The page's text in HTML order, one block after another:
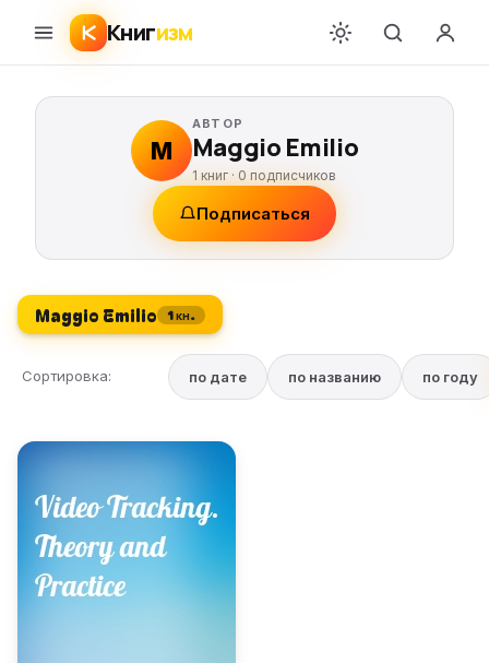
Книгизм
M
АВТОР
Maggio Emilio
1 книг · 0 подписчиков
Подписаться
Maggio Emilio 1 кн.
Сортировка: по дате по названию по году